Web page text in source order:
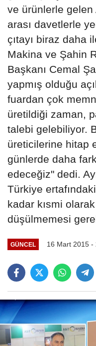
ve ürünlerle
arası davetlerle
çıtayı biraz daha
Makina ve Şahin
Başkanı Cemal
yapmış olduğu
fuardan çok
üretildiği zaman,
talebi gelebiliyor.
üreticilerine hitap
günlerde daha
edeceğiz" dedi.
Türkiye
kadar kısmi
düşülmemesi
GÜNCEL 16 Mart 2015 -